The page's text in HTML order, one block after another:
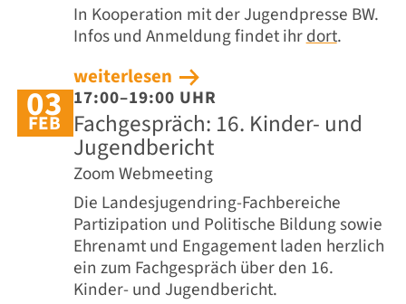
In Kooperation mit der Jugendpresse BW.
Infos und Anmeldung findet ihrdort.
weiterlesen
03
FEB
17:00–19:00 UHR
Fachgespräch: 16. Kinder- und
Jugendbericht
Zoom Webmeeting
Die Landesjugendring-Fachbereiche
Partizipation und Politische Bildung sowie
Ehrenamt und Engagement laden herzlich
ein zum Fachgespräch über den 16.
Kinder- und Jugendbericht.